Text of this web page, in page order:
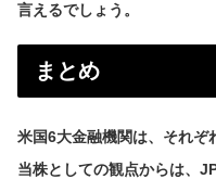
言えるでしょう。
まとめ
米国6大金融機関は、それぞ
当株としての観点からは、